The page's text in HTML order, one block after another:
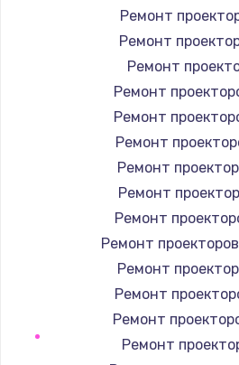
Устранение
Заказать
Восстановление
Заказать
Пайка и ремонт
Заказать
Ремонт
Ремонт
Ремонт
Ремонт
Ремонт
Ремонт
Ремонт
Ремонт
Ремонт
Ремонт
Ремонт
Ремонт
Ремонт
Ремонт